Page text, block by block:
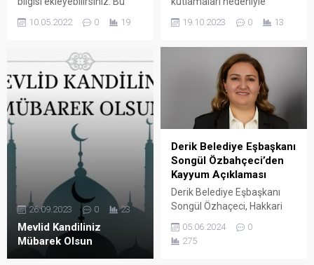
sayfasında "Özet"
Özet eklenmişse başlık
altında kalın olarak bu
şekilde gösterilir,
eklenmemişse bu alan boş
kalır.
10.05.2022 0 19
sınavları bir hafta ertelemeli
Bakanlığı, ilgili karara ilişkin
illere yazı gönderdi.
19.10.2023 0 13
Mevlid Kandiliniz
Mübarek Olsun
26.09.2023 0 23
Derik Belediye Eşbaşkanı
Songül Özbahçeci’den
Kayyum Açıklaması
Derik Belediye Eşbaşkanı
Songül Özhaçeci, Hakkari
Belediyesi’ne kayyum
atanmasının ardından
yaptığı açıklamada, “Herkesi,
05.06.2024
0
275